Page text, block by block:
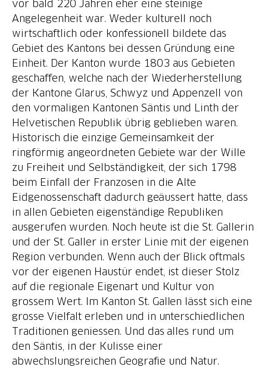
vor bald 220 Jahren eher eine steinige
Angelegenheit war. Weder kulturell noch
wirtschaftlich oder konfessionell bildete das
Gebiet des Kantons bei dessen Gründung eine
Einheit. Der Kanton wurde 1803 aus Gebieten
geschaffen, welche nach der Wiederherstellung
der Kantone Glarus, Schwyz und Appenzell von
den vormaligen Kantonen Säntis und Linth der
Helvetischen Republik übrig geblieben waren.
Historisch die einzige Gemeinsamkeit der
ringförmig angeordneten Gebiete war der Wille
zu Freiheit und Selbständigkeit, der sich 1798
beim Einfall der Franzosen in die Alte
Eidgenossenschaft dadurch geäussert hatte, dass
in allen Gebieten eigenständige Republiken
ausgerufen wurden. Noch heute ist die St. Gallerin
und der St. Galler in erster Linie mit der eigenen
Region verbunden. Wenn auch der Blick oftmals
vor der eigenen Haustür endet, ist dieser Stolz
auf die regionale Eigenart und Kultur von
grossem Wert. Im Kanton St. Gallen lässt sich eine
grosse Vielfalt erleben und in unterschiedlichen
Traditionen geniessen. Und das alles rund um
den Säntis, in der Kulisse einer
abwechslungsreichen Geografie und Natur.